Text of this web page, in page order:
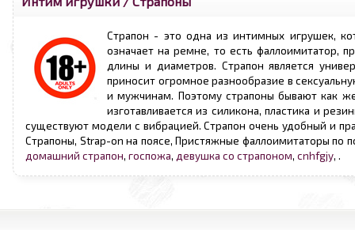
Страпон - это одна из интимных игрушек,
означает на ремне, то есть фаллоимитатор,
длины и диаметров. Страпон является
приносит огромное разнообразие в
и мужчинам. Поэтому страпоны бывают как
изготавливается из силикона, пластика и
существуют модели с вибрацией. Страпон очень удобный и
Страпоны, Strap-on на поясе, Пристяжные фаллоимитаторы по
домашний страпон, госпожа, девушка со страпоном, cnhfgjy, .